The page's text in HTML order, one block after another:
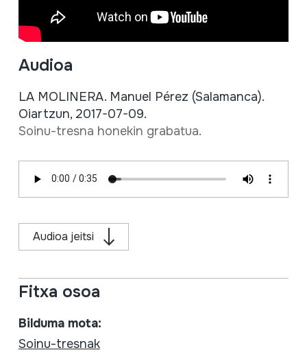
Audioa
LA MOLINERA. Manuel Pérez (Salamanca).
Oiartzun, 2017-07-09.
Soinu-tresna honekin grabatua.
Audioa jeitsi
Fitxa osoa
Bilduma mota:
Soinu-tresnak